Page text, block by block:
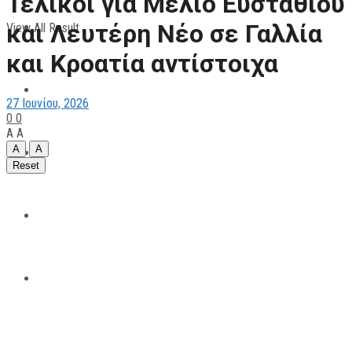
ΠΑΡΑΘΛΗΤΙΣΜΟΣ
ΑΝΑΠΤΥΞΙΑΚΑ
View All Result
και Λευτέρη Νέο σε Γαλλία
και Κροατία αντίστοιχα
27 Ιουνίου, 2026
0 0
A A
A
A
Reset